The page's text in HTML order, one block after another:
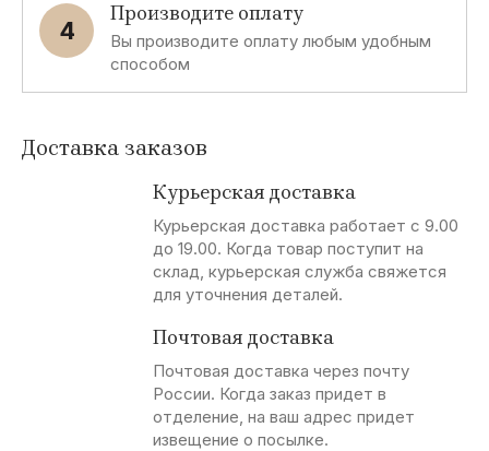
4
Производите оплату
Вы производите оплату любым удобным
способом
Доставка заказов
Курьерская доставка
Курьерская доставка работает с 9.00
до 19.00. Когда товар поступит на
склад, курьерская служба свяжется
для уточнения деталей.
Почтовая доставка
Почтовая доставка через почту
России. Когда заказ придет в
отделение, на ваш адрес придет
извещение о посылке.